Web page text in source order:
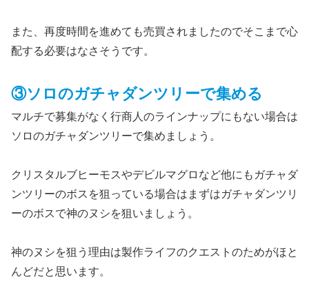
また、再度時間を進めても売買されましたのでそこまで心
配する必要はなさそうです。
③ソロのガチャダンツリーで集める
マルチで募集がなく行商人のラインナップにもない場合は
ソロのガチャダンツリーで集めましょう。
クリスタルブヒーモスやデビルマグロなど他にもガチャダ
ンツリーのボスを狙っている場合はまずはガチャダンツリ
ーのボスで神のヌシを狙いましょう。
神のヌシを狙う理由は製作ライフのクエストのためがほと
んどだと思います。